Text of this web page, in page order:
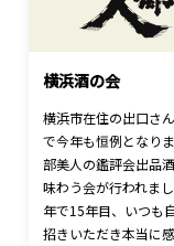
横浜酒の会
横浜市在住の出口さ
で今年も恒例となり
部美人の鑑評会出品
味わう会が行われま
年で15年目、いつも
招きいただき本当に